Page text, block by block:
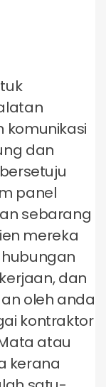
dan
panel
sebarang
mereka
dan
oleh anda
kontraktor
atau
kerana